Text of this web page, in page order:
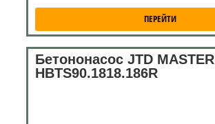
ПЕРЕЙТИ
Бетононасос JTD MASTER
HBTS90.1818.186R